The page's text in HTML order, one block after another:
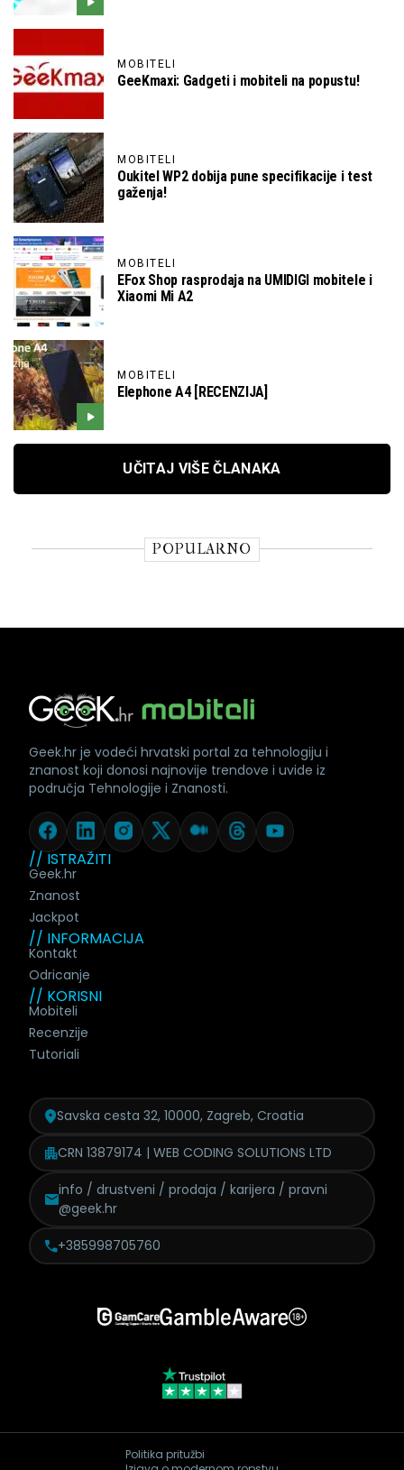
MOBITELI
GeeKmaxi: Gadgeti i mobiteli na popustu!
MOBITELI
Oukitel WP2 dobija pune specifikacije i test
gaženja!
MOBITELI
EFox Shop rasprodaja na UMIDIGI mobitele i
Xiaomi Mi A2
MOBITELI
Elephone A4 [RECENZIJA]
UČITAJ VIŠE ČLANAKA
POPULARNO
// ISTRAŽITI
Geek.hr
Znanost
Jackpot
// INFORMACIJA
Kontakt
Odricanje
// KORISNI
Mobiteli
Recenzije
Tutoriali
Geek.hr je vodeći hrvatski portal za tehnologiju i
znanost koji donosi najnovije trendove i uvide iz
područja Tehnologije i Znanosti.
Savska cesta 32, 10000, Zagreb, Croatia
CRN 13879174 | WEB CODING SOLUTIONS LTD
info / drustveni / prodaja / karijera / pravni
@geek.hr
+385998705760
Politika pritužbi